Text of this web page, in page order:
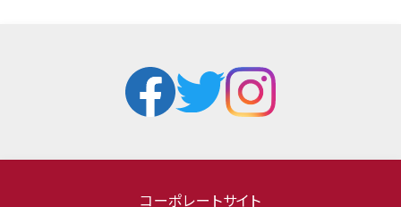
コーポレートサイト